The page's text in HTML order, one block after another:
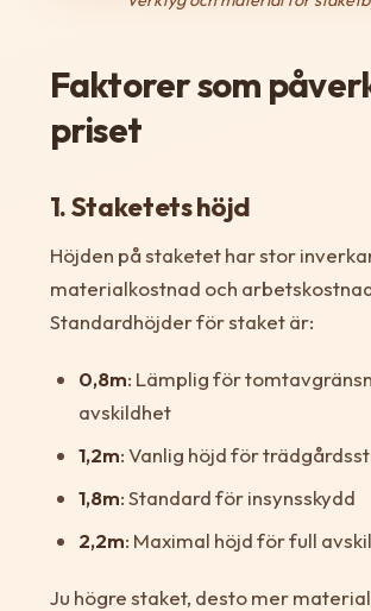
Faktorer som
priset
1. Staketets höjd
Höjden på staketet har stor
materialkostnad och
Standardhöjder för staket är:
0,8m: Lämplig för
avskildhet
1,2m: Vanlig höjd för
1,8m: Standard för insynsskydd
2,2m: Maximal höjd för full
Ju högre staket, desto mer